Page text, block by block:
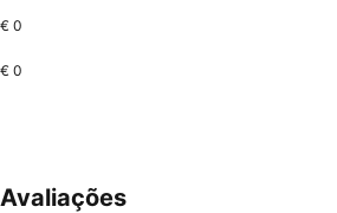
€ 0
€ 0
Avaliações